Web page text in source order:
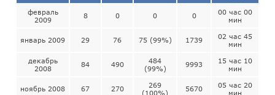
февраль
2009
8 0 0 0
00 час 00
мин
январь 2009 29 76 75 (99%) 1739
02 час 45
мин
декабрь
2008
84 490
484
(99%)
9993
15 час 10
мин
ноябрь 2008 67 270
269
(100%)
5670
05 час 20
мин